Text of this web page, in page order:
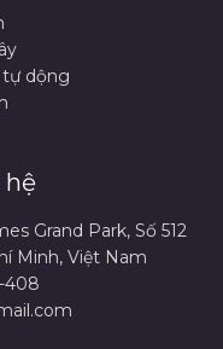
tự dộng
hệ
Grand Park, Số 512
Minh, Việt Nam
408